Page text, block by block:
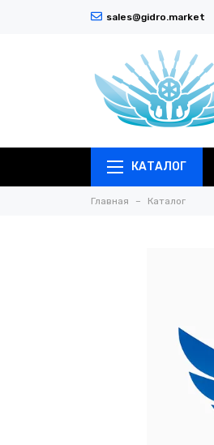
sales@gidro.market
КАТАЛОГ
Главная Каталог